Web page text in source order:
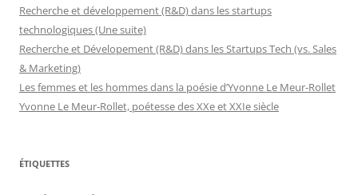
Recherche et développement (R&D) dans les startups
technologiques (Une suite)
Recherche et Dévelopement (R&D) dans les Startups Tech (vs. Sales
& Marketing)
Les femmes et les hommes dans la poésie d’Yvonne Le Meur-Rollet
Yvonne Le Meur-Rollet, poétesse des XXe et XXIe siècle
ÉTIQUETTES